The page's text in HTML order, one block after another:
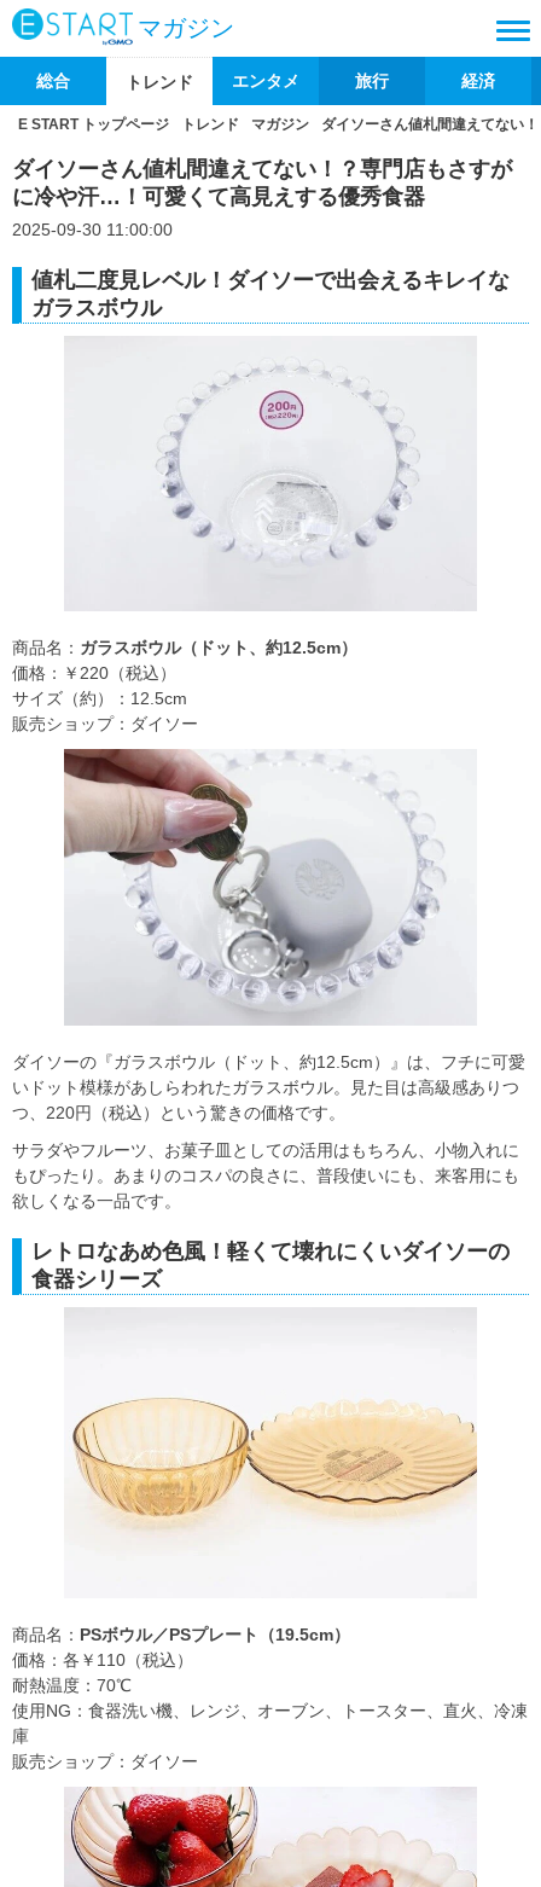
マガジン
総合 トレンド エンタメ 旅行 経済
E START トップページ トレンド マガジン ダイソーさん値札間違えてない
ダイソーさん値札間違えてない！？専門店もさすが
に冷や汗…！可愛くて高見えする優秀食器
2025-09-30 11:00:00
値札二度見レベル！ダイソーで出会えるキレイな
ガラスボウル
商品名： ガラスボウル（ドット、約12.5cm）
価格：￥220（税込）
サイズ（約）：12.5cm
販売ショップ：ダイソー
ダイソーの『ガラスボウル（ドット、約12.5cm）』は、フチに可愛
いドット模様があしらわれたガラスボウル。見た目は高級感ありつ
つ、220円（税込）という驚きの価格です。
サラダやフルーツ、お菓子皿としての活用はもちろん、小物入れに
もぴったり。あまりのコスパの良さに、普段使いにも、来客用にも
欲しくなる一品です。
レトロなあめ色風！軽くて壊れにくいダイソーの
食器シリーズ
商品名： PSボウル／PSプレート（19.5cm）
価格：各￥110（税込）
耐熱温度：70℃
使用NG：食器洗い機、レンジ、オーブン、トースター、直火、冷凍
庫
販売ショップ：ダイソー